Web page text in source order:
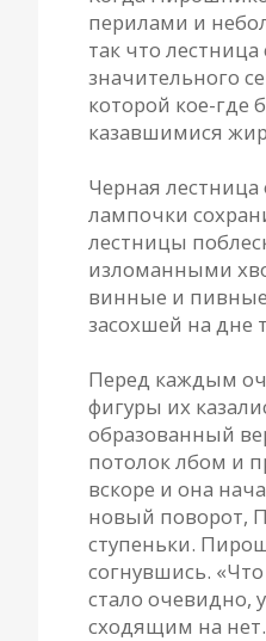
перилами и
так что
значительного
которой кое-где
казавшимися
Черная
лампочки
лестницы
изломанными
винные и
засохшей на дне
Перед каждым
фигуры их
образованный
потолок лбом и
вскоре и она
новый поворот,
ступеньки.
согнувшись.
стало очевидно,
сходящим на нет.